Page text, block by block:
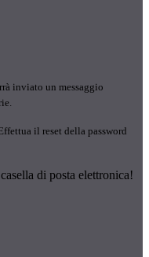
inviato un messaggio
il reset della password
di posta elettronica!